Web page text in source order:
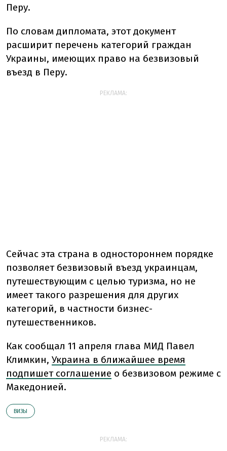
Перу.
По словам дипломата, этот документ
расширит перечень категорий граждан
Украины, имеющих право на безвизовый
въезд в Перу.
РЕКЛАМА:
Сейчас эта страна в одностороннем порядке
позволяет безвизовый въезд украинцам,
путешествующим с целью туризма, но не
имеет такого разрешения для других
категорий, в частности бизнес-
путешественников.
Как сообщал 11 апреля глава МИД Павел
Климкин, Украина в ближайшее время
подпишет соглашение о безвизовом режиме с
Македонией.
ВИЗЫ
РЕКЛАМА: